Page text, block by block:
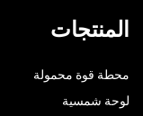
المنتجات
محطة قوة محمولة
لوحة شمسية